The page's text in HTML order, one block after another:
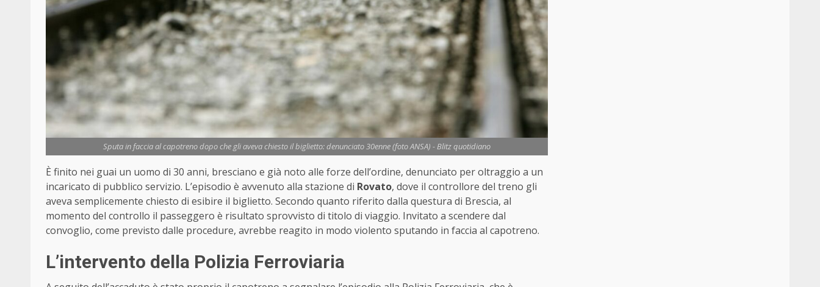
Sputa in faccia al capotreno dopo che gli aveva chiesto il biglietto: denunciato 30enne (foto ANSA) - Blitz quotidiano
È finito nei guai un uomo di 30 anni, bresciano e già noto alle forze dell’ordine, denunciato per oltraggio a un
incaricato di pubblico servizio. L’episodio è avvenuto alla stazione di Rovato, dove il controllore del treno gli
aveva semplicemente chiesto di esibire il biglietto. Secondo quanto riferito dalla questura di Brescia, al
momento del controllo il passeggero è risultato sprovvisto di titolo di viaggio. Invitato a scendere dal
convoglio, come previsto dalle procedure, avrebbe reagito in modo violento sputando in faccia al capotreno.
L’intervento della Polizia Ferroviaria